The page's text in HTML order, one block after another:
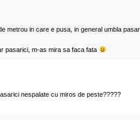
metrou in care e pusa, in general umbla
pasarici, m-as mira sa faca fata
nespalate cu miros de peste?????